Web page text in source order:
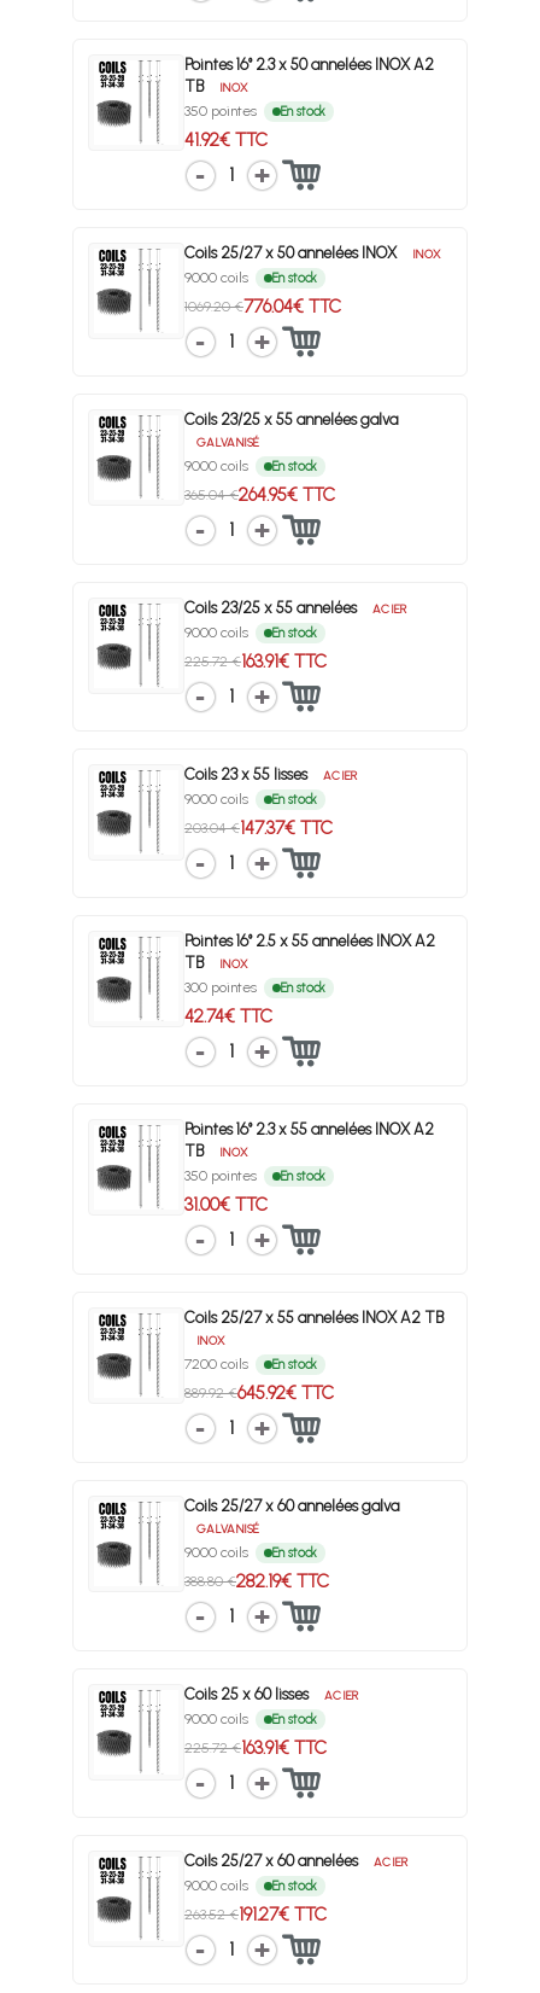
Pointes 16° 2.3 x 50 annelées INOX A2
TB
INOX
350 pointes En stock
41.92€ TTC
1
Coils 25/27 x 50 annelées INOX INOX
9000 coils En stock
1069.20 €776.04€ TTC
1
Coils 23/25 x 55 annelées galva
GALVANISÉ
9000 coils En stock
365.04 €264.95€ TTC
1
Coils 23/25 x 55 annelées ACIER
9000 coils En stock
225.72 €163.91€ TTC
1
Coils 23 x 55 lisses ACIER
9000 coils En stock
203.04 €147.37€ TTC
1
Pointes 16° 2.5 x 55 annelées INOX A2
TB
INOX
300 pointes En stock
42.74€ TTC
1
Pointes 16° 2.3 x 55 annelées INOX A2
TB
INOX
350 pointes En stock
31.00€ TTC
1
Coils 25/27 x 55 annelées INOX A2 TB
INOX
7200 coils En stock
889.92 €645.92€ TTC
1
Coils 25/27 x 60 annelées galva
GALVANISÉ
9000 coils En stock
388.80 €282.19€ TTC
1
Coils 25 x 60 lisses ACIER
9000 coils En stock
225.72 €163.91€ TTC
1
Coils 25/27 x 60 annelées ACIER
9000 coils En stock
263.52 €191.27€ TTC
1